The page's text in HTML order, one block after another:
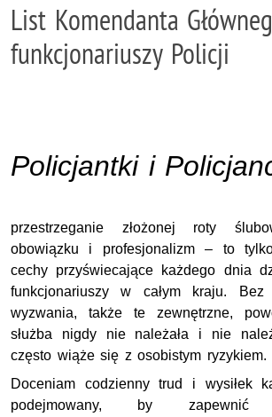
List Komendanta
funkcjonariuszy Policji
Policjantki i
przestrzeganie złożonej roty
obowiązku i profesjonalizm – to
cechy przyświecające każdego dnia
funkcjonariuszy w całym kraju.
wyzwania, także te zewnętrzne,
służba nigdy nie należała i nie
często wiąże się z osobistym ryzykiem.
Doceniam codzienny trud i wysiłek
podejmowany, by zapewnić